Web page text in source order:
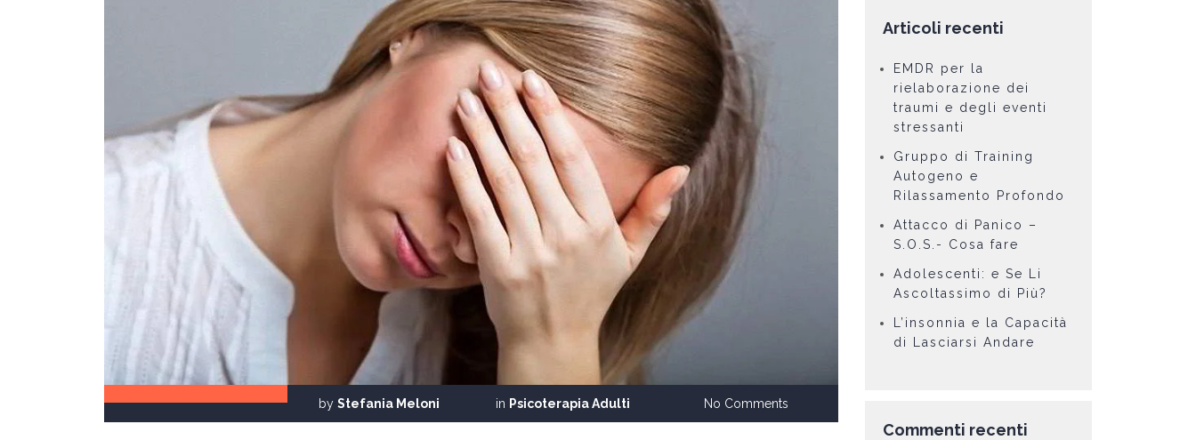
byStefania Meloni in Psicoterapia Adulti No Comments
Articoli recenti
EMDR per la
rielaborazione dei
traumi e degli eventi
stressanti
Gruppo di Training
Autogeno e
Rilassamento Profondo
Attacco di Panico –
S.O.S.- Cosa fare
Adolescenti: e Se Li
Ascoltassimo di Più?
L’insonnia e la Capacità
di Lasciarsi Andare
Commenti recenti